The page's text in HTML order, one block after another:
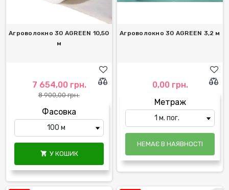
Агроволокно 30 AGREEN 10,50
м
7 654,00 грн.
8 900,00 грн.
Фасовка
 У КОШИК
Агроволокно 30 AGREEN 3,2 м
0,00 грн.
Метраж
НЕМАЄ В НАЯВНОСТІ